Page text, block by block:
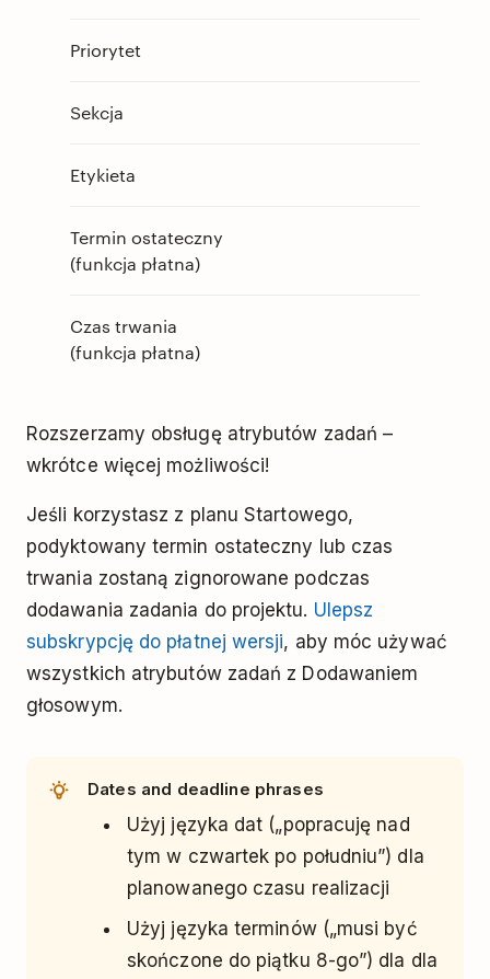
Priorytet
Sekcja
Etykieta
Termin ostateczny
(funkcja płatna)
Czas trwania
(funkcja płatna)
Rozszerzamy obsługę atrybutów zadań –
wkrótce więcej możliwości!
Jeśli korzystasz z planu Startowego,
podyktowany termin ostateczny lub czas
trwania zostaną zignorowane podczas
dodawania zadania do projektu. Ulepsz
subskrypcję do płatnej wersji, aby móc używać
wszystkich atrybutów zadań z Dodawaniem
głosowym.
Dates and deadline phrases
Użyj języka dat („popracuję nad
tym w czwartek po południu”) dla
planowanego czasu realizacji
Użyj języka terminów („musi być
skończone do piątku 8-go”) dla dla